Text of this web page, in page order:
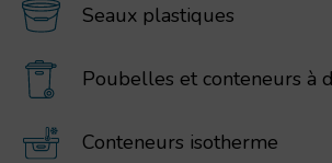
Seaux plastiques
Poubelles et conteneurs à
Conteneurs isotherme